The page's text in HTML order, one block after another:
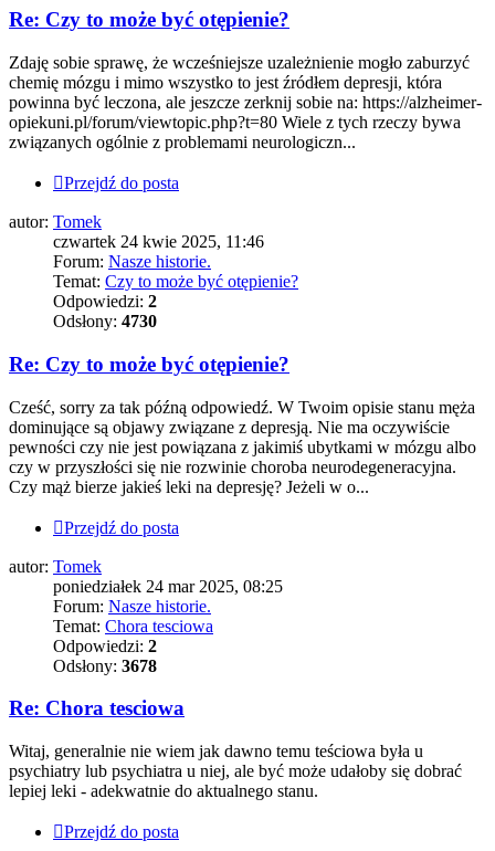
Re: Czy to może być otępienie?
Zdaję sobie sprawę, że wcześniejsze uzależnienie mogło zaburzyć
chemię mózgu i mimo wszystko to jest źródłem depresji, która
powinna być leczona, ale jeszcze zerknij sobie na: https://alzheimer-
opiekuni.pl/forum/viewtopic.php?t=80 Wiele z tych rzeczy bywa
związanych ogólnie z problemami neurologiczn...
Przejdź do posta
autor: Tomek
czwartek 24 kwie 2025, 11:46
Forum: Nasze historie.
Temat: Czy to może być otępienie?
Odpowiedzi: 2
Odsłony: 4730
Re: Czy to może być otępienie?
Cześć, sorry za tak późną odpowiedź. W Twoim opisie stanu męża
dominujące są objawy związane z depresją. Nie ma oczywiście
pewności czy nie jest powiązana z jakimiś ubytkami w mózgu albo
czy w przyszłości się nie rozwinie choroba neurodegeneracyjna.
Czy mąż bierze jakieś leki na depresję? Jeżeli w o...
Przejdź do posta
autor: Tomek
poniedziałek 24 mar 2025, 08:25
Forum: Nasze historie.
Temat: Chora tesciowa
Odpowiedzi: 2
Odsłony: 3678
Re: Chora tesciowa
Witaj, generalnie nie wiem jak dawno temu teściowa była u
psychiatry lub psychiatra u niej, ale być może udałoby się dobrać
lepiej leki - adekwatnie do aktualnego stanu.
Przejdź do posta